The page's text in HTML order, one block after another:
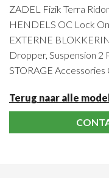
ZADEL Fizik Terra
HENDELS OC Lock On
EXTERNE
Dropper, Suspension 2
STORAGE Accessories
Terug naar alle